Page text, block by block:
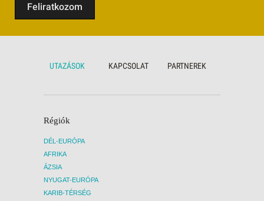
Feliratkozom
UTAZÁSOK KAPCSOLAT PARTNEREK
Régiók
DÉL-EURÓPA
AFRIKA
ÁZSIA
NYUGAT-EURÓPA
KARIB-TÉRSÉG